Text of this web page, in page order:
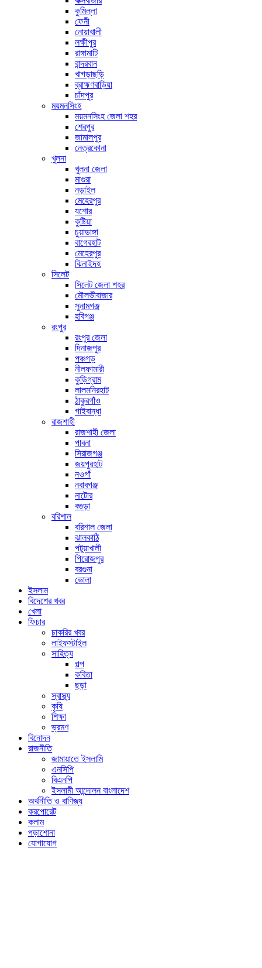
কুমিল্লা
ফেনী
নোয়াখালী
লক্ষীপুর
রাঙ্গামাটি
বান্দরবান
খাগড়াছড়ি
ব্রাহ্মণবাড়িয়া
চাঁদপুর
ময়মনসিংহ
ময়মনসিংহ জেলা শহর
শেরপুর
জামালপুর
নেত্রকোনা
খুলনা
খুলনা জেলা
মাগুরা
নড়াইল
মেহেরপুর
যশোর
কুষ্টিয়া
চুয়াডাঙ্গা
বাগেরহাট
মেহেরপুর
ঝিনাইদহ
সিলেট
সিলেট জেলা শহর
মৌলভীবাজার
সুনামগঞ্জ
হবিগঞ্জ
রংপুর
রংপুর জেলা
দিনাজপুর
পঞ্চগড়
নীলফামারী
কুড়িগ্রাম
লালমনিরহাট
ঠাকুরগাঁও
গাইবান্ধা
রাজশাহী
রাজশাহী জেলা
পাবনা
সিরাজগঞ্জ
জয়পুরহাট
নওগাঁ
নবাবগঞ্জ
নাটোর
বগুড়া
বরিশাল
বরিশাল জেলা
ঝালকাঠি
পটুয়াখালী
পিরোজপুর
বরগুনা
ভোলা
ইসলাম
বিদেশের খবর
খেলা
ফিচার
চাকরির খবর
লাইফস্টাইল
সাহিত্য
গল্প
কবিতা
ছড়া
স্বাস্থ্য
কৃষি
শিক্ষা
ভ্রমণ
বিনোদন
রাজনীতি
জামায়াতে ইসলামি
এনসিপি
বিএনপি
ইসলামী আন্দোলন বাংলাদেশ
অর্থনীতি ও বাণিজ্য
করপোরেট
কলাম
পড়াশোনা
যোগাযোগ